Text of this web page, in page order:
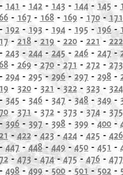
- 141 - 142 - 143 - 144 - 145 -
- 167 - 168- 169- 170- 171
- 192 - 193 - 194 - 195 - 196-
- 218- 219- 220- 221 - 222
- 243 -244 - 245 - 246 - 247-
- 269- 270-271 - 272- 273
- 294 - 295-296- 297 - 298 -
- 320- 321 -322- 323 - 324
- 345 - 346 - 347- 348 - 349 -
- 371 - 372- 373 - 374- 375
-396 - 397 - 398 - 399 -400 -
- 422- 423- 424- 425 - 426
447 -448- 449 -450 - 451 -
- 473-474-475 - 476- 477
- 498 -499-500 - 501 - 502 -